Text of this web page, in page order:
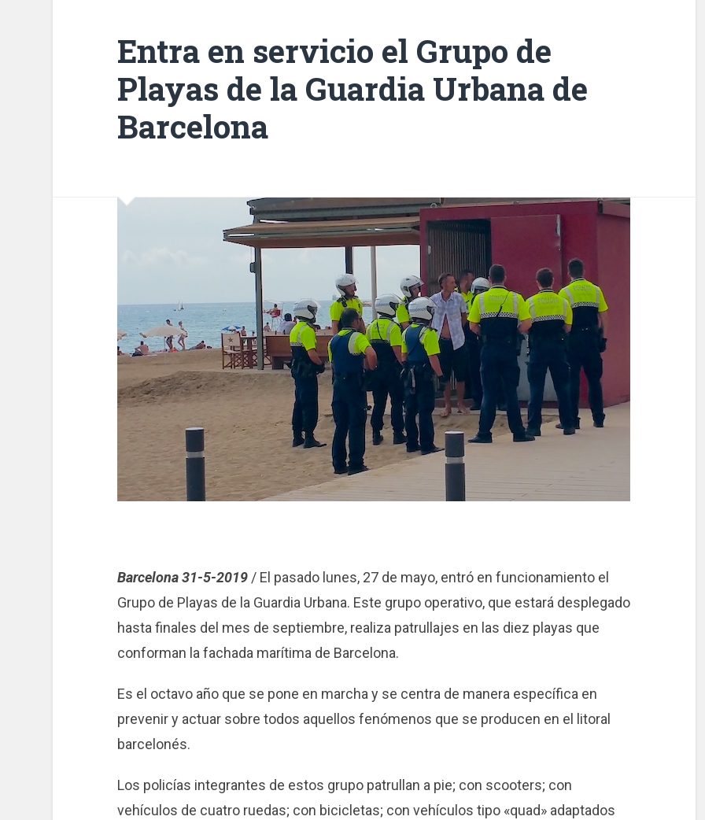
Entra en servicio el Grupo de
Playas de la Guardia Urbana de
Barcelona
Barcelona 31-5-2019/ El pasado lunes, 27 de mayo, entró en funcionamiento el
Grupo de Playas de la Guardia Urbana. Este grupo operativo, que estará desplegado
hasta finales del mes de septiembre, realiza patrullajes en las diez playas que
conforman la fachada marítima de Barcelona.
Es el octavo año que se pone en marcha y se centra de manera específica en
prevenir y actuar sobre todos aquellos fenómenos que se producen en el litoral
barcelonés.
Los policías integrantes de estos grupo patrullan a pie; con scooters; con
vehículos de cuatro ruedas; con bicicletas; con vehículos tipo «quad» adaptados